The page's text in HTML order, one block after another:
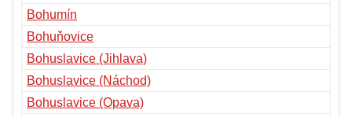
Bohumín
Bohuňovice
Bohuslavice (Jihlava)
Bohuslavice (Náchod)
Bohuslavice (Opava)